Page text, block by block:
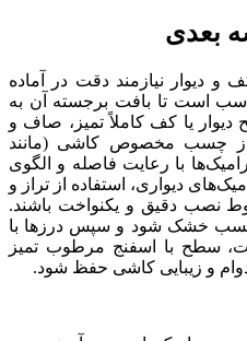
بعدی
نیازمند دقت در آماده‌
است تا بافت برجسته آن به‌
دیوار یا کف کاملاً تمیز، صاف و
چسب مخصوص کاشی (مانند
با رعایت فاصله و الگوی
دیواری، استفاده از تراز و
نصب دقیق و یکنواخت باشند.
چسب خشک شود و سپس درزها با
سطح با اسفنج مرطوب تمیز
و زیبایی کاشی حفظ شود.